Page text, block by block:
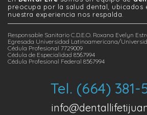
preocupa por la salud dental, ubicados
nuestra experiencia nos respalda.
Responsable Sanitario C.D.E.O. Roxana Evelyn
Egresada Universidad Latinoamericana/
Cédula Profesional 7729009
Cédula de Especialidad 8567994
Cédula Profesional Federal 8567994
Tel. (664) 381-